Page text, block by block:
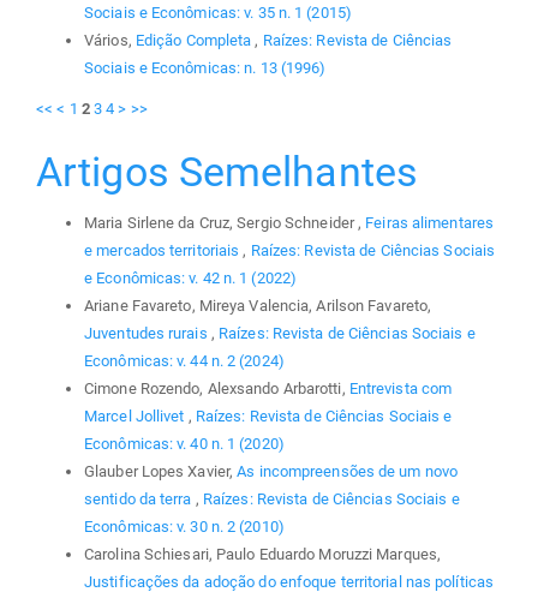
Sociais e Econômicas: v. 35 n. 1 (2015)
Vários, Edição Completa , Raízes: Revista de Ciências
Sociais e Econômicas: n. 13 (1996)
<< < 1 2 3 4 > >>
Artigos Semelhantes
Maria Sirlene da Cruz, Sergio Schneider , Feiras alimentares
e mercados territoriais , Raízes: Revista de Ciências Sociais
e Econômicas: v. 42 n. 1 (2022)
Ariane Favareto, Mireya Valencia, Arilson Favareto,
Juventudes rurais , Raízes: Revista de Ciências Sociais e
Econômicas: v. 44 n. 2 (2024)
Cimone Rozendo, Alexsando Arbarotti, Entrevista com
Marcel Jollivet , Raízes: Revista de Ciências Sociais e
Econômicas: v. 40 n. 1 (2020)
Glauber Lopes Xavier,As incompreensões de um novo
sentido da terra , Raízes: Revista de Ciências Sociais e
Econômicas: v. 30 n. 2 (2010)
Carolina Schiesari, Paulo Eduardo Moruzzi Marques,
Justificações da adoção do enfoque territorial nas políticas